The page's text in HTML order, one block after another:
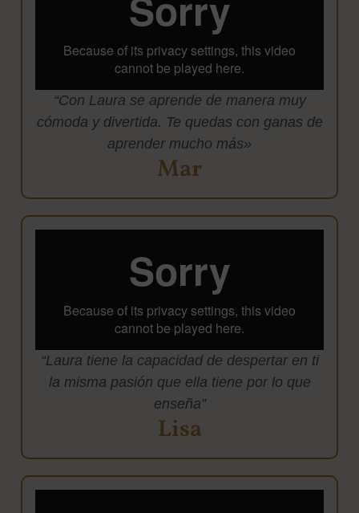
“Con Laura se aprende de manera muy
cómoda y divertida. Te quedas con ganas de
aprender mucho más»
Mar
“Laura tiene la capacidad de despertar en ti
la misma pasión que ella tiene por lo que
enseña”
Lisa